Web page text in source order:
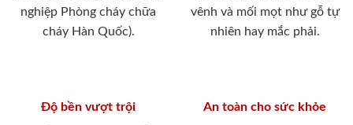
nghiệp Phòng cháy chữa
cháy Hàn Quốc).
vênh và mối mọt như gỗ tự
nhiên hay mắc phải.
Độ bền vượt trội An toàn cho sức khỏe